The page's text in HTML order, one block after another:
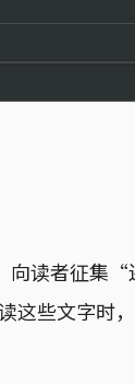
向读者征集
这些文字时